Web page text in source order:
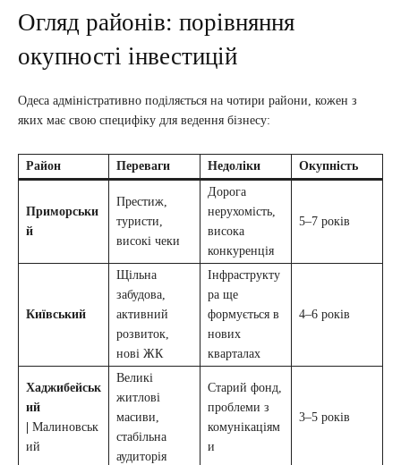
Огляд районів: порівняння
окупності інвестицій
Одеса адміністративно поділяється на чотири райони, кожен з
яких має свою специфіку для ведення бізнесу:
Район Переваги Недоліки Окупність
Приморськи
й
Престиж,
туристи,
високі чеки
Дорога
нерухомість,
висока
конкуренція
5–7 років
Київський
Щільна
забудова,
активний
розвиток,
нові ЖК
Інфраструкту
ра ще
формується в
нових
кварталах
4–6 років
Хаджибейськ
ий
Малиновськ
ий
Великі
житлові
масиви,
стабільна
аудиторія
Старий фонд,
проблеми з
комунікаціям
и
3–5 років